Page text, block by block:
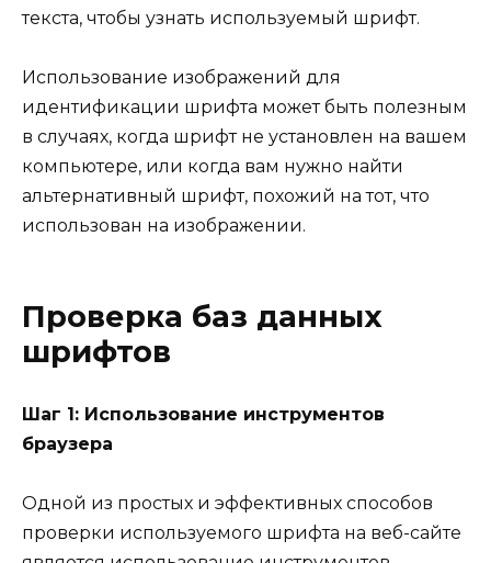
текста, чтобы узнать используемый шрифт.
Использование изображений для
идентификации шрифта может быть полезным
в случаях, когда шрифт не установлен на вашем
компьютере, или когда вам нужно найти
альтернативный шрифт, похожий на тот, что
использован на изображении.
Проверка баз данных
шрифтов
Шаг 1: Использование инструментов
браузера
Одной из простых и эффективных способов
проверки используемого шрифта на веб-сайте